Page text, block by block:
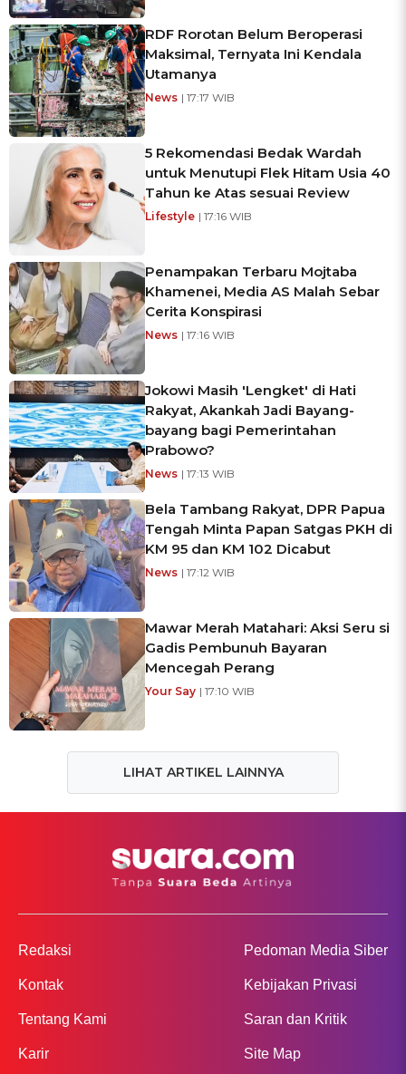
RDF Rorotan Belum Beroperasi
Maksimal, Ternyata Ini Kendala
Utamanya
News | 17:17 WIB
5 Rekomendasi Bedak Wardah
untuk Menutupi Flek Hitam Usia 40
Tahun ke Atas sesuai Review
Lifestyle | 17:16 WIB
Penampakan Terbaru Mojtaba
Khamenei, Media AS Malah Sebar
Cerita Konspirasi
News | 17:16 WIB
Jokowi Masih 'Lengket' di Hati
Rakyat, Akankah Jadi Bayang-
bayang bagi Pemerintahan
Prabowo?
News | 17:13 WIB
Bela Tambang Rakyat, DPR Papua
Tengah Minta Papan Satgas PKH di
KM 95 dan KM 102 Dicabut
News | 17:12 WIB
Mawar Merah Matahari: Aksi Seru si
Gadis Pembunuh Bayaran
Mencegah Perang
Your Say | 17:10 WIB
LIHAT ARTIKEL LAINNYA
Redaksi
Kontak
Tentang Kami
Karir
Pedoman Media Siber
Kebijakan Privasi
Saran dan Kritik
Site Map